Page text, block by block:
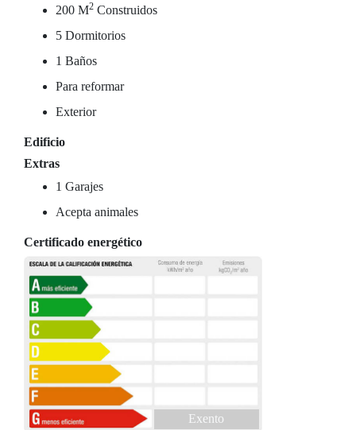
200 M2 Construidos
5 Dormitorios
1 Baños
Para reformar
Exterior
Edificio
Extras
1 Garajes
Acepta animales
Certificado energético
Exento